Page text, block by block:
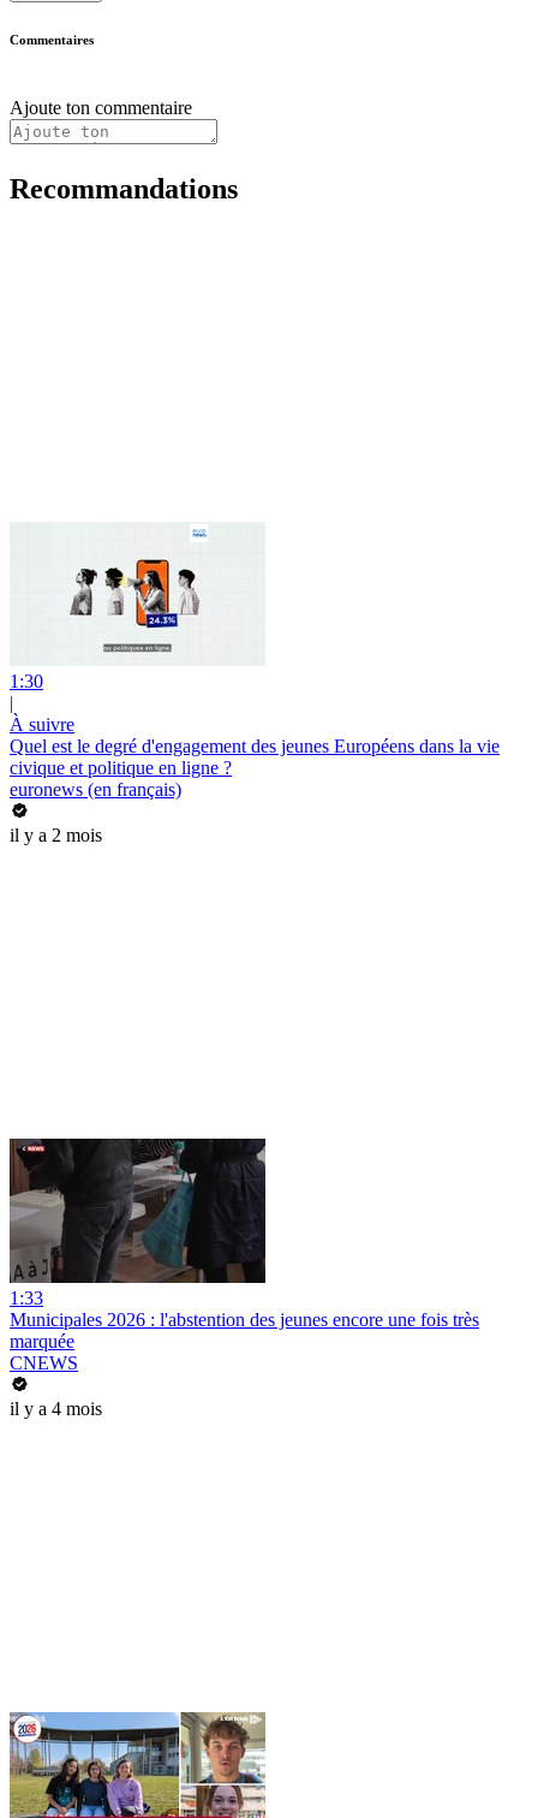
Commentaires
Ajoute ton commentaire
Recommandations
1:30
|
À suivre
Quel est le degré d'engagement des jeunes Européens dans la vie
civique et politique en ligne ?
euronews (en français)
il y a 2 mois
1:33
Municipales 2026 : l'abstention des jeunes encore une fois très
marquée
CNEWS
il y a 4 mois